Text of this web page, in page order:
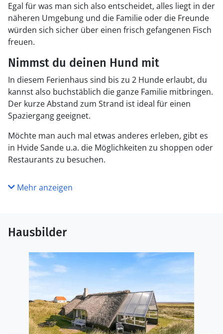
Egal für was man sich also entscheidet, alles liegt in der
näheren Umgebung und die Familie oder die Freunde
würden sich sicher über einen frisch gefangenen Fisch
freuen.
Nimmst du deinen Hund mit
In diesem Ferienhaus sind bis zu 2 Hunde erlaubt, du
kannst also buchstäblich die ganze Familie mitbringen.
Der kurze Abstand zum Strand ist ideal für einen
Spaziergang geeignet.
Möchte man auch mal etwas anderes erleben, gibt es
in Hvide Sande u.a. die Möglichkeiten zu shoppen oder
Restaurants zu besuchen.
Mehr anzeigen
Hausbilder